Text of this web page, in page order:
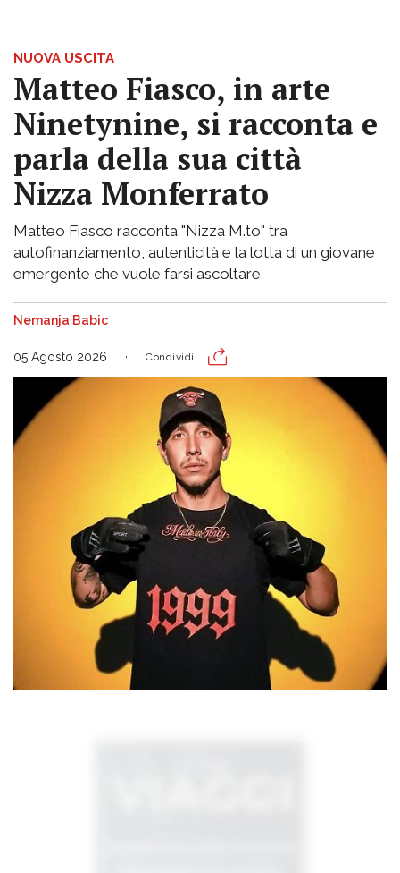
NUOVA USCITA
Matteo Fiasco, in arte
Ninetynine, si racconta e
parla della sua città
Nizza Monferrato
Matteo Fiasco racconta "Nizza M.to" tra
autofinanziamento, autenticità e la lotta di un giovane
emergente che vuole farsi ascoltare
Nemanja Babic
05 Agosto 2026 Condividi